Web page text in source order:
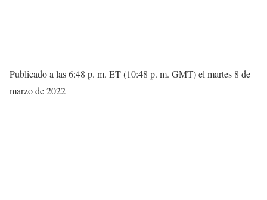
Publicado a las 6:48 p. m. ET (10:48 p. m. GMT) el martes 8 de
marzo de 2022